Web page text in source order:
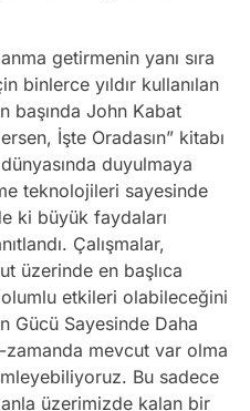
getirmenin yanı sıra
binlerce yıldır kullanılan
başında John Kabat
İşte Oradasın” kitabı
duyulmaya
teknolojileri sayesinde
ki büyük faydaları
Çalışmalar,
üzerinde en başlıca
etkileri olabileceğini
Gücü Sayesinde Daha
zamanda mevcut var olma
Bu sadece
üzerimizde kalan bir